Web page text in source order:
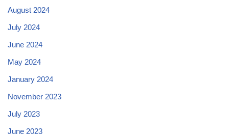
August 2024
July 2024
June 2024
May 2024
January 2024
November 2023
July 2023
June 2023